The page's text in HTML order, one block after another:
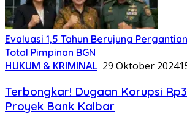
Evaluasi 1,5 Tahun Berujung
Total Pimpinan BGN
HUKUM & KRIMINAL 29 Oktober 2024
Terbongkar! Dugaan Korupsi
Proyek Bank Kalbar